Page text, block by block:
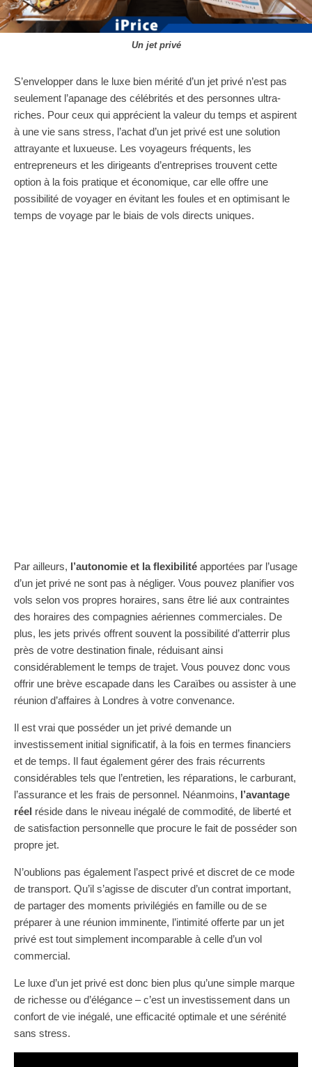
Un jet privé
S’envelopper dans le luxe bien mérité d’un jet privé n’est pas
seulement l’apanage des célébrités et des personnes ultra-
riches. Pour ceux qui apprécient la valeur du temps et aspirent
à une vie sans stress, l’achat d’un jet privé est une solution
attrayante et luxueuse. Les voyageurs fréquents, les
entrepreneurs et les dirigeants d’entreprises trouvent cette
option à la fois pratique et économique, car elle offre une
possibilité de voyager en évitant les foules et en optimisant le
temps de voyage par le biais de vols directs uniques.
Par ailleurs, l’autonomie et la flexibilité apportées par l’usage
d’un jet privé ne sont pas à négliger. Vous pouvez planifier vos
vols selon vos propres horaires, sans être lié aux contraintes
des horaires des compagnies aériennes commerciales. De
plus, les jets privés offrent souvent la possibilité d’atterrir plus
près de votre destination finale, réduisant ainsi
considérablement le temps de trajet. Vous pouvez donc vous
offrir une brève escapade dans les Caraïbes ou assister à une
réunion d’affaires à Londres à votre convenance.
Il est vrai que posséder un jet privé demande un
investissement initial significatif, à la fois en termes financiers
et de temps. Il faut également gérer des frais récurrents
considérables tels que l’entretien, les réparations, le carburant,
l’assurance et les frais de personnel. Néanmoins, l’avantage
réel réside dans le niveau inégalé de commodité, de liberté et
de satisfaction personnelle que procure le fait de posséder son
propre jet.
N’oublions pas également l’aspect privé et discret de ce mode
de transport. Qu’il s’agisse de discuter d’un contrat important,
de partager des moments privilégiés en famille ou de se
préparer à une réunion imminente, l’intimité offerte par un jet
privé est tout simplement incomparable à celle d’un vol
commercial.
Le luxe d’un jet privé est donc bien plus qu’une simple marque
de richesse ou d’élégance – c’est un investissement dans un
confort de vie inégalé, une efficacité optimale et une sérénité
sans stress.